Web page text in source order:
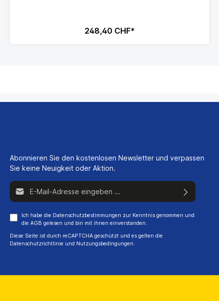
248,40 CHF*
Abonnieren Sie den kostenlosen Newsletter und verpassen
Sie keine Neuigkeit oder Aktion.
E-Mail-Adresse*
Ich habe die Datenschutzbestimmungen zur Kenntnis genommen und
die AGB gelesen und bin mit ihnen einverstanden.
Diese Seite ist durch reCAPTCHA geschützt und es gelten die
Datenschutzrichtlinie und Nutzungsbedingungen.